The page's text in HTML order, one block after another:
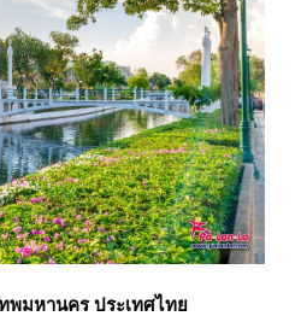
พมหานคร ประเทศไทย